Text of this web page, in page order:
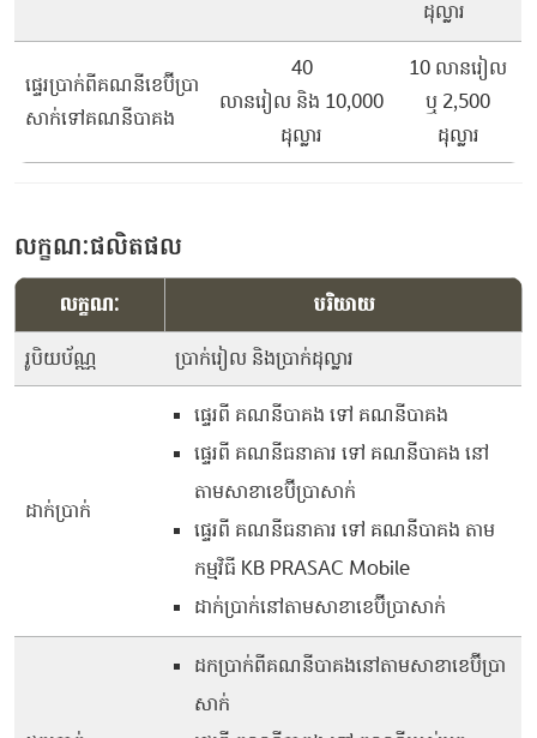
ដុល្លារ
ផ្ទេរប្រាក់ពីគណនីខេប៊ីប្រា
សាក់ទៅគណនីបាគង
40
លានរៀល និង 10,000
ដុល្លារ
10 លានរៀល
ឬ 2,500
ដុល្លារ
លក្ខណៈផលិតផល
លក្ខណៈ បរិយាយ
រូបិយប័ណ្ណ ប្រាក់រៀល និងប្រាក់ដុល្លារ
ដាក់ប្រាក់
ផ្ទេរពី គណនីបាគង ទៅ គណនីបាគង
ផ្ទេរពី គណនីធនាគារ ទៅ គណនីបាគង នៅ
តាមសាខាខេប៊ីប្រាសាក់
ផ្ទេរពី គណនីធនាគារ ទៅ គណនីបាគង តាម
កម្មវិធី KB PRASAC Mobile
ដាក់ប្រាក់នៅតាមសាខាខេប៊ីប្រាសាក់
ដកប្រាក់ពីគណនីបាគងនៅតាមសាខាខេប៊ីប្រា
សាក់